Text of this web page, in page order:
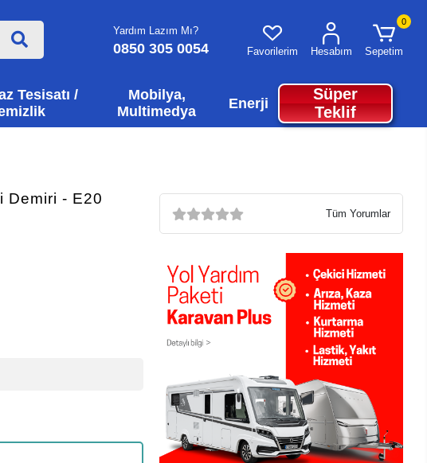
Yardım Lazım Mı?
0850 305 0054 Favorilerim Hesabım
0
Sepetim
Tesisatı /
Mobilya,
Multimedya
Enerji
Süper
Teklif
Demiri - E20
Tüm Yorumlar